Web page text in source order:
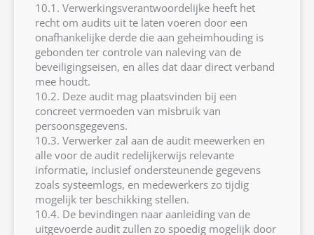
10.1. Verwerkingsverantwoordelijke heeft het
recht om audits uit te laten voeren door een
onafhankelijke derde die aan geheimhouding is
gebonden ter controle van naleving van de
beveiligingseisen, en alles dat daar direct verband
mee houdt.
10.2. Deze audit mag plaatsvinden bij een
concreet vermoeden van misbruik van
persoonsgegevens.
10.3. Verwerker zal aan de audit meewerken en
alle voor de audit redelijkerwijs relevante
informatie, inclusief ondersteunende gegevens
zoals systeemlogs, en medewerkers zo tijdig
mogelijk ter beschikking stellen.
10.4. De bevindingen naar aanleiding van de
uitgevoerde audit zullen zo spoedig mogelijk door